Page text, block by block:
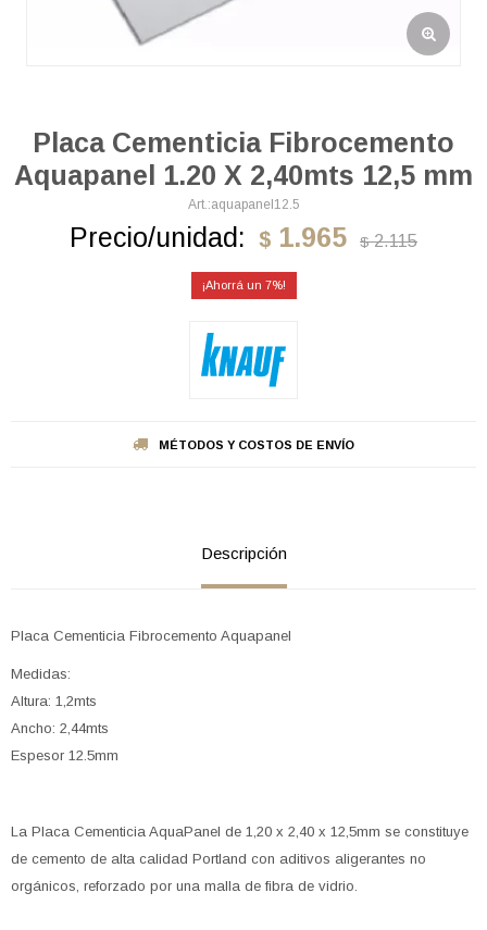
Placa Cementicia Fibrocemento
Aquapanel 1.20 X 2,40mts 12,5 mm
aquapanel12.5
Precio/unidad: $ 1.965 $ 2.115
7
MÉTODOS Y COSTOS DE ENVÍO
Descripción
Placa Cementicia Fibrocemento Aquapanel
Medidas:
Altura: 1,2mts
Ancho: 2,44mts
Espesor 12.5mm
La Placa Cementicia AquaPanel de 1,20 x 2,40 x 12,5mm se constituye
de cemento de alta calidad Portland con aditivos aligerantes no
orgánicos, reforzado por una malla de fibra de vidrio.